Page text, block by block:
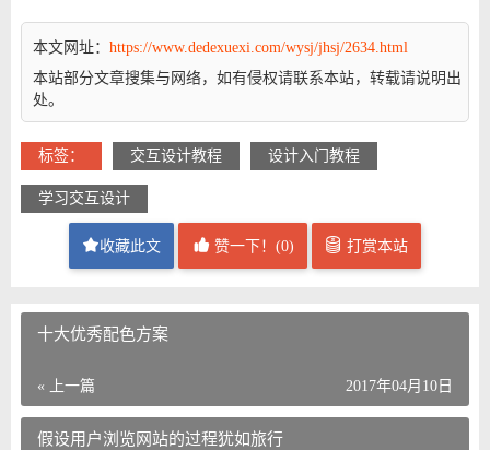
本文网址： https://www.dedexuexi.com/wysj/jhsj/2634.html
本站部分文章搜集与网络，如有侵权请联系本站，转载请说明出
处。
标签： 交互设计教程 设计入门教程
学习交互设计
收藏此文 赞一下！(0) 打赏本站
十大优秀配色方案
« 上一篇 2017年04月10日
假设用户浏览网站的过程犹如旅行